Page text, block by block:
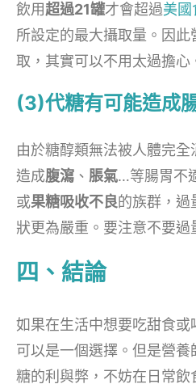
飲用超過21罐才會超過美國
所設定的最大攝取量。因
取，其實可以不用太過擔心
(3)代糖有可能造成
由於糖醇類無法被人體完
造成腹瀉 、 脹氣…等腸胃不
或果糖吸收不良的族群，過
狀更為嚴重。要注意不要過
四、結論
如果在生活中想要吃甜食
可以是一個選擇。但是營
糖的利與弊，不妨在日常飲